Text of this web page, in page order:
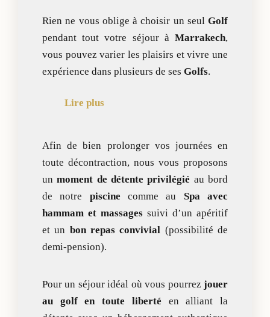
Rien ne vous oblige à choisir un seul Golf
pendant tout votre séjour à Marrakech,
vous pouvez varier les plaisirs et vivre une
expérience dans plusieurs de ses Golfs.
Lire plus
Afin de bien prolonger vos journées en
toute décontraction, nous vous proposons
unmoment de détente privilégié au bord
de notre piscine comme au Spa avec
hammam et massages suivi d’un apéritif
et un bon repas convivial (possibilité de
demi-pension).
Pour un séjour idéal où vous pourrez jouer
au golf en toute liberté en alliant la